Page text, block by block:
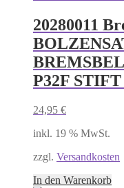
20280011
P32F
24,95 €
inkl. 19 % MwSt.
zzgl. Versandkosten
In den Warenkorb